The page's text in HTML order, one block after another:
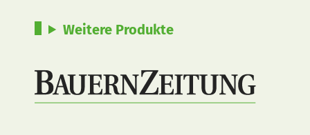
Weitere Produkte